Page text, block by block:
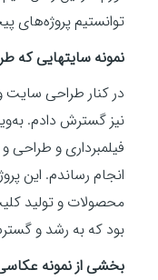
توانستیم پروژه‌های
نمونه سایتهایی که
در کنار طراحی
نیز گسترش دادم.
فیلمبرداری و طراحی
انجام رساندم. این
محصولات و تولید
بود که به رشد و
بخشی از نمونه